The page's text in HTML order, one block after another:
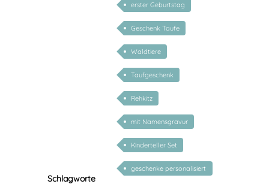
Schlagworte
erster Geburtstag
Geschenk Taufe
Waldtiere
Taufgeschenk
Rehkitz
mit Namensgravur
Kinderteller Set
geschenke personalisiert